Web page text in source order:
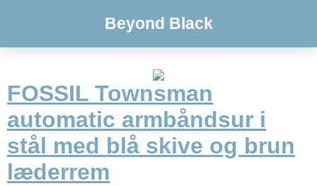
Beyond Black
FOSSIL Townsman
automatic armbåndsur i
stål med blå skive og brun
læderrem